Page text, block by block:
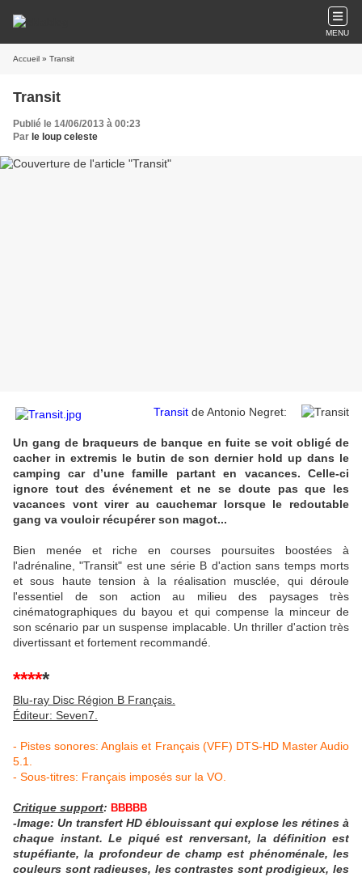
MENU
Accueil » Transit
Transit
Publié le 14/06/2013 à 00:23
Par le loup celeste
Transit de Antonio Negret:
Un gang de braqueurs de banque en fuite se voit obligé de
cacher in extremis le butin de son dernier hold up dans le
camping car d’une famille partant en vacances. Celle-ci
ignore tout des événement et ne se doute pas que les
vacances vont virer au cauchemar lorsque le redoutable
gang va vouloir récupérer son magot...
Bien menée et riche en courses poursuites boostées à
l'adrénaline, "Transit" est une série B d'action sans temps morts
et sous haute tension à la réalisation musclée, qui déroule
l'essentiel de son action au milieu des paysages très
cinématographiques du bayou et qui compense la minceur de
son scénario par un suspense implacable. Un thriller d'action très
divertissant et fortement recommandé.
*****
Blu-ray Disc Région B Français.
Éditeur: Seven7.
- Pistes sonores: Anglais et Français (VFF) DTS-HD Master Audio
5.1.
- Sous-titres: Français imposés sur la VO.
Critique support: BBBBB
-Image: Un transfert HD éblouissant qui explose les rétines à
chaque instant. Le piqué est renversant, la définition est
stupéfiante, la profondeur de champ est phénoménale, les
couleurs sont radieuses, les contrastes sont prodigieux, les